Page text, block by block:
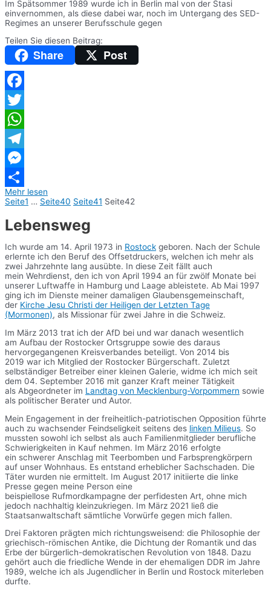
Im Spätsommer 1989 wurde ich in Berlin mal von der Stasi
einvernommen, als diese dabei war, noch im Untergang des SED-
Regimes an unserer Berufsschule gegen
Teilen Sie diesen Beitrag:
Share Post
Facebook
Twitter
WhatsApp
Telegram
Messenger
Teilen
Mehr lesen
Seite1 … Seite40 Seite41 Seite42
Lebensweg
Ich wurde am 14. April 1973 in Rostock geboren. Nach der Schule
erlernte ich den Beruf des Offsetdruckers, welchen ich mehr als
zwei Jahrzehnte lang ausübte. In diese Zeit fällt auch
mein Wehrdienst, den ich von April 1994 an für zwölf Monate bei
unserer Luftwaffe in Hamburg und Laage ableistete. Ab Mai 1997
ging ich im Dienste meiner damaligen Glaubensgemeinschaft,
der Kirche Jesu Christi der Heiligen der Letzten Tage
(Mormonen), als Missionar für zwei Jahre in die Schweiz.
Im März 2013 trat ich der AfD bei und war danach wesentlich
am Aufbau der Rostocker Ortsgruppe sowie des daraus
hervorgegangenen Kreisverbandes beteiligt. Von 2014 bis
2019 war ich Mitglied der Rostocker Bürgerschaft. Zuletzt
selbständiger Betreiber einer kleinen Galerie, widme ich mich seit
dem 04. September 2016 mit ganzer Kraft meiner Tätigkeit
als Abgeordneter im Landtag von Mecklenburg-Vorpommern sowie
als politischer Berater und Autor.
Mein Engagement in der freiheitlich-patriotischen Opposition führte
auch zu wachsender Feindseligkeit seitens des linken Milieus. So
mussten sowohl ich selbst als auch Familienmitglieder berufliche
Schwierigkeiten in Kauf nehmen. Im März 2016 erfolgte
ein schwerer Anschlag mit Teerbomben und Farbsprengkörpern
auf unser Wohnhaus. Es entstand erheblicher Sachschaden. Die
Täter wurden nie ermittelt. Im August 2017 initiierte die linke
Presse gegen meine Person eine
beispiellose Rufmordkampagne der perfidesten Art, ohne mich
jedoch nachhaltig kleinzukriegen. Im März 2021 ließ die
Staatsanwaltschaft sämtliche Vorwürfe gegen mich fallen.
Drei Faktoren prägten mich richtungsweisend: die Philosophie der
griechisch-römischen Antike, die Dichtung der Romantik und das
Erbe der bürgerlich-demokratischen Revolution von 1848. Dazu
gehört auch die friedliche Wende in der ehemaligen DDR im Jahre
1989, welche ich als Jugendlicher in Berlin und Rostock miterleben
durfte.